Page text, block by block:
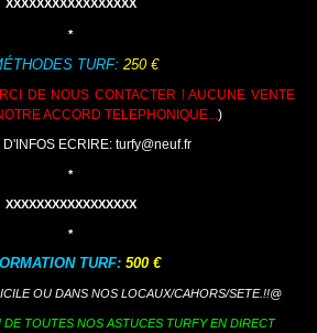
XXXXXXXXXXXXXXXXX
*
TURF: 250 €
DE NOUS CONTACTER ! AUCUNE VENTE
ACCORD TELEPHONIQUE... )
D'INFOS ECRIRE: turfy@neuf.fr
*
XXXXXXXXXXXXXXXXX
*
TURF:500 €
OU DANS NOS LOCAUX/CAHORS/SETE.!!@
DE TOUTES NOS ASTUCES TURFY EN DIRECT